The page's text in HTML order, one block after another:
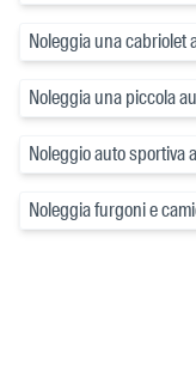
Noleggia una cabriolet
Noleggia una piccola
Noleggio auto sportiva
Noleggia furgoni e